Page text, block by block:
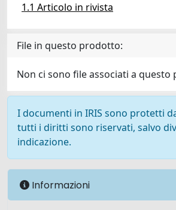
1.1 Articolo in rivista
File in questo prodotto:
Non ci sono file associati a questo
I documenti in IRIS sono protetti
tutti i diritti sono riservati, salvo
indicazione.
Informazioni